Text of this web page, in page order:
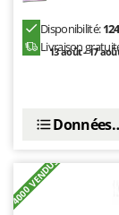
Disponibilité:124
Livraison
13 août - 17
Données
+4000 VENDUS